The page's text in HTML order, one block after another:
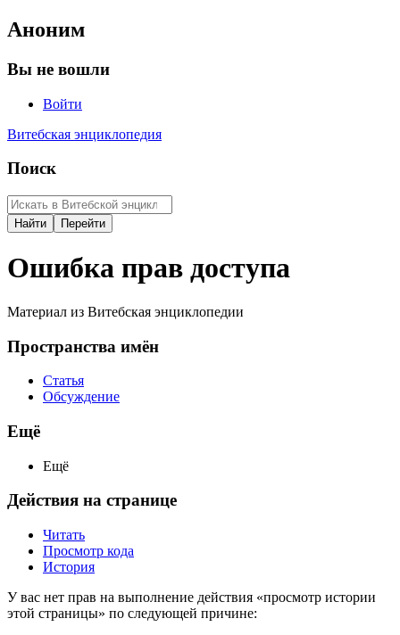
Аноним
Вы не вошли
Войти
Витебская энциклопедия
Поиск
Ошибка прав доступа
Материал из Витебская энциклопедии
Пространства имён
Статья
Обсуждение
Ещё
Ещё
Действия на странице
Читать
Просмотр кода
История
У вас нет прав на выполнение действия «просмотр истории
этой страницы» по следующей причине: